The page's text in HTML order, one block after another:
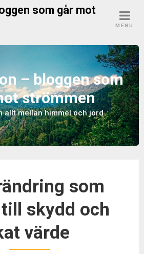
som går mot
MENU
– bloggen som
strömmen
allt mellan himmel och jord
som
skydd och
värde